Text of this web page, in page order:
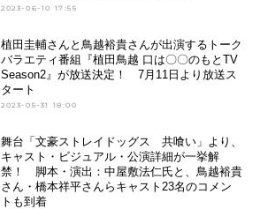
2023-06-10 17:55
植田圭輔さんと鳥越裕貴さんが出演するトーク
バラエティ番組『植田鳥越 口は〇〇のもとTV
Season2』が放送決定！ 7月11日より放送ス
タート
2023-05-31 18:00
舞台「文豪ストレイドッグス 共喰い」より、
キャスト・ビジュアル・公演詳細が一挙解
禁！ 脚本・演出：中屋敷法仁氏と、鳥越裕貴
さん・橋本祥平さんらキャスト23名のコメン
トも到着